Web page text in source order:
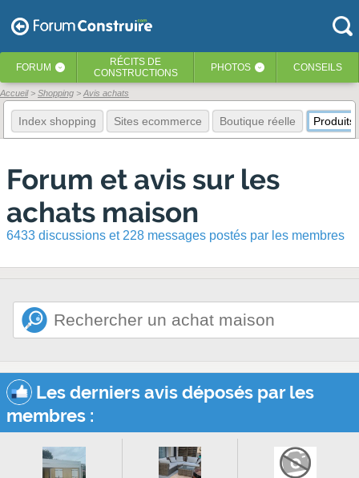
FORUM ‹ RÉCITS DE
CONSTRUCTIONS
PHOTOS ‹ CONSEILS
Accueil Shopping Avis achats
Index shopping Sites ecommerce Boutique réelle Produits
Forum et avis sur les
achats maison
6433 discussions et 228 messages postés par les membres
Les derniers avis déposés par les
membres :